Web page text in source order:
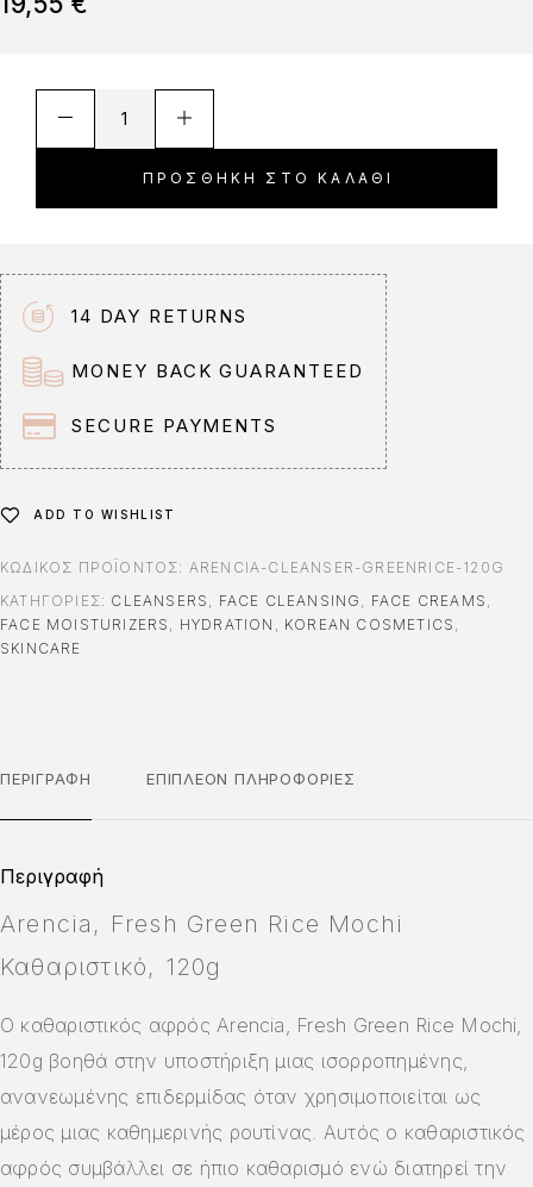
ΠΡΟΣΘΉΚΗ ΣΤΟ ΚΑΛΆΘΙ
a
t
i
v
e
:
14 DAY RETURNS
MONEY BACK GUARANTEED
SECURE PAYMENTS
ADD TO WISHLIST
ΚΩΔΙΚΌΣ ΠΡΟΪΌΝΤΟΣ: ARENCIA-CLEANSER-GREENRICE-120G
ΚΑΤΗΓΟΡΊΕΣ: CLEANSERS , FACE CLEANSING , FACE CREAMS ,
FACE MOISTURIZERS , HYDRATION , KOREAN COSMETICS ,
SKINCARE
ΠΕΡΙΓΡΑΦΉ ΕΠΙΠΛΈΟΝ ΠΛΗΡΟΦΟΡΊΕΣ
Περιγραφή
Arencia, Fresh Green Rice Mochi
Καθαριστικό, 120g
Ο καθαριστικός αφρός Arencia, Fresh Green Rice Mochi,
120g βοηθά στην υποστήριξη μιας ισορροπημένης,
ανανεωμένης επιδερμίδας όταν χρησιμοποιείται ως
μέρος μιας καθημερινής ρουτίνας. Αυτός ο καθαριστικός
αφρός συμβάλλει σε ήπιο καθαρισμό ενώ διατηρεί την